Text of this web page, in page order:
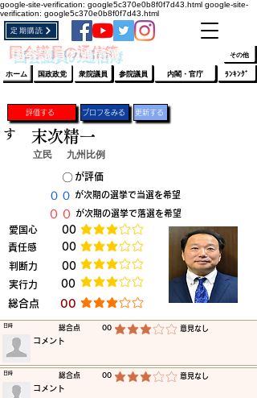
google-site-verification: google5c370e0b8f0f7d43.html google-site-
verification: google5c370e0b8f0f7d43.html
​国会議員の通信簿
定期購読
ホーム 国政政党 衆院議員 参院議員 ﾗﾝｷﾝｸﾞ
内閣・官庁
その他
評価する プロフをみる 更新する
立民 九州比例
​が評価
​が次期の選挙で当選を希望
​が次期の選挙で落選を希望
​愛国心 ​00 平均評価 3 /5
​責任感 ​00 平均評価 3 /5
​判断力 ​00 平均評価 3 /5
​実行力 ​00 平均評価 3 /5
​総合点 ​00 平均評価 3 /5
す 末次精一
​〇​
​００
​００
​総合点 00 平均評価 3 /5 ​意見なし
​日時
​コメント
​総合点 00 平均評価 3 /5 ​意見なし
​日時
​コメント